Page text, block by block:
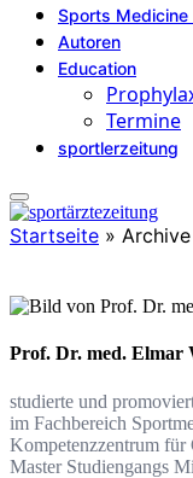
Sports Medicine
Autoren
Education
Termine
sportlerzeitung
Startseite »
Prof. Dr. med. Elmar
studierte und
im Fachbereich
Kompetenzzentrum für
Master Studiengangs